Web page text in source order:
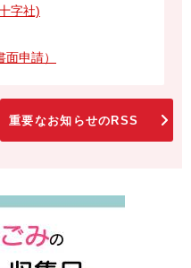
字社)
申請）
重要なお知らせのRSS